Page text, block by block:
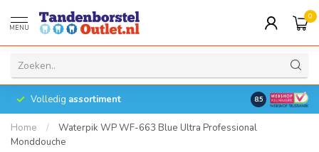
MENU
0
Volledig assortiment 8.5
Home /
Waterpik WP WF-663 Blue Ultra Professional
Monddouche